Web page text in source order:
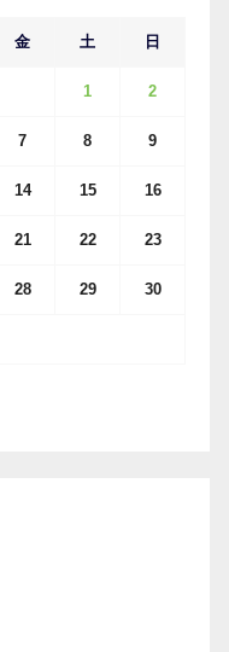
金 土 日
1 2
7 8 9
14 15 16
21 22 23
28 29 30